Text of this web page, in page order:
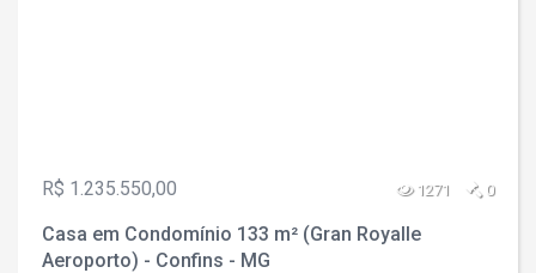
R$ 1.235.550,00 1271 0
Casa em Condomínio 133 m² (Gran Royalle
Aeroporto) - Confins - MG